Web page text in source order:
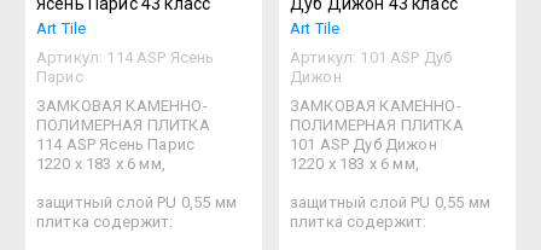
Art Tile
Артикул: 114 ASP Ясень
Парис
ЗАМКОВАЯ КАМЕННО-
ПОЛИМЕРНАЯ ПЛИТКА
114 ASP Ясень Парис
1220 х 183 х 6 мм,
защитный слой PU 0,55 мм
плитка содержит:
Art Tile
Артикул: 101 ASP Дуб
Дижон
ЗАМКОВАЯ КАМЕННО-
ПОЛИМЕРНАЯ ПЛИТКА
101 ASP Дуб Дижон
1220 х 183 х 6 мм,
защитный слой PU 0,55 мм
плитка содержит: